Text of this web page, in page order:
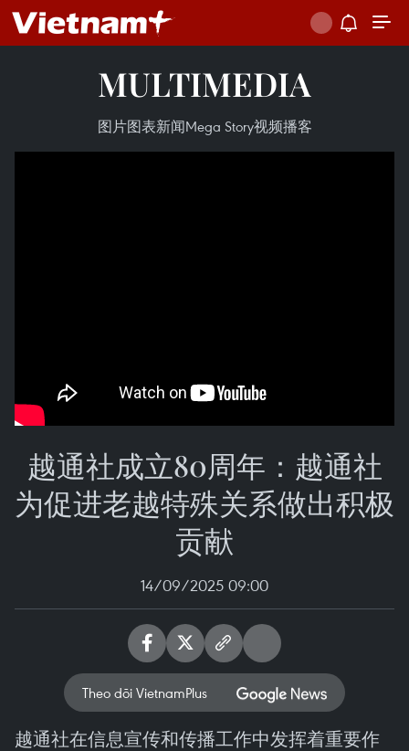
MULTIMEDIA
图片图表新闻Mega Story视频播客
越通社成立80周年：越通社
为促进老越特殊关系做出积极
贡献
14/09/2025 09:00
Theo dõi VietnamPlus
越通社在信息宣传和传播工作中发挥着重要作